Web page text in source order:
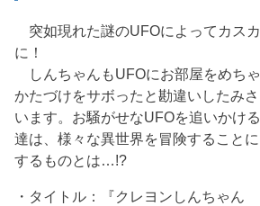
突如現れた謎のUFOによってカス
に！
しんちゃんもUFOにお部屋をめち
かたづけをサボったと勘違いしたみ
います。お騒がせなUFOを追いかけ
達は、様々な異世界を冒険すること
するものとは…!?
・タイトル：『クレヨンしんちゃん